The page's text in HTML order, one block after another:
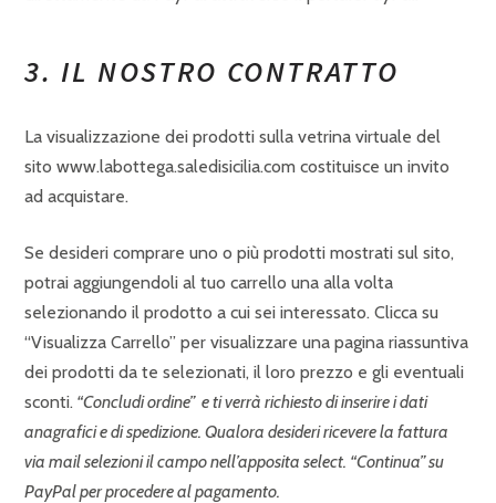
3. IL NOSTRO CONTRATTO
La visualizzazione dei prodotti sulla vetrina virtuale del
sito www.labottega.saledisicilia.com costituisce un invito
ad acquistare.
Se desideri comprare uno o più prodotti mostrati sul sito,
potrai aggiungendoli al tuo carrello una alla volta
selezionando il prodotto a cui sei interessato. Clicca su
“Visualizza Carrello” per visualizzare una pagina riassuntiva
dei prodotti da te selezionati, il loro prezzo e gli eventuali
sconti. “Concludi ordine” e ti verrà richiesto di inserire i dati
anagrafici e di spedizione. Qualora desideri ricevere la fattura
via mail selezioni il campo nell’apposita select. “Continua” su
PayPal per procedere al pagamento.